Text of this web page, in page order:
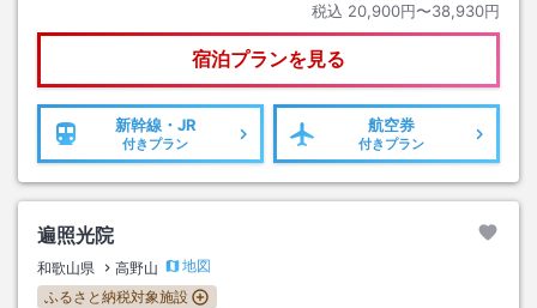
税込 20,900円〜38,930円
宿泊プランを見る
新幹線・JR
付きプラン
航空券
付きプラン
遍照光院
和歌山県 高野山
地図
ふるさと納税対象施設